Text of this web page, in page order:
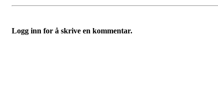
Logg inn for å skrive en kommentar.